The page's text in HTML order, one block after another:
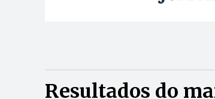
Resultados do